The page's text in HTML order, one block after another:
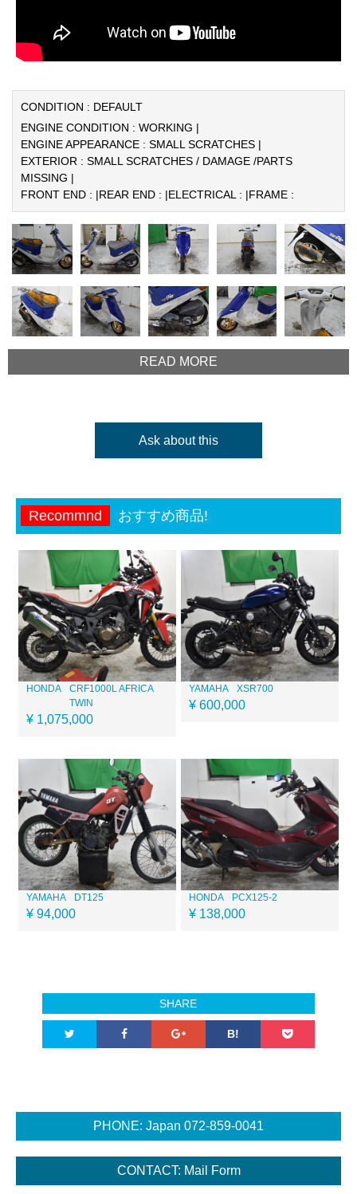
CONDITION : DEFAULT
ENGINE CONDITION : WORKING |
ENGINE APPEARANCE : SMALL SCRATCHES |
EXTERIOR : SMALL SCRATCHES / DAMAGE /PARTS
MISSING |
FRONT END : |REAR END : |ELECTRICAL : |FRAME :
READ MORE
Ask about this
Recommnd おすすめ商品!
HONDA
CRF1000L AFRICA
TWIN
¥ 1,075,000
YAMAHA XSR700
¥ 600,000
YAMAHA DT125
¥ 94,000
HONDA PCX125-2
¥ 138,000
SHARE
B!